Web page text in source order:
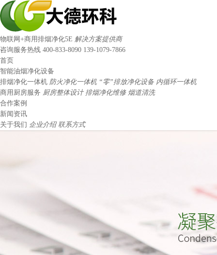
物联网+商用排烟净化5E 解决方案提供商
咨询服务热线 400-833-8090 139-1079-7866
首页
智能油烟净化设备
排烟净化一体机 防火净化一体机 “零”排放净化设备 内循环一体机
商用厨房服务 厨房整体设计 排烟净化维修 烟道清洗
合作案例
新闻资讯
关于我们 企业介绍 联系方式